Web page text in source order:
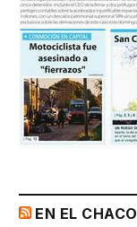
EN EL CHACO